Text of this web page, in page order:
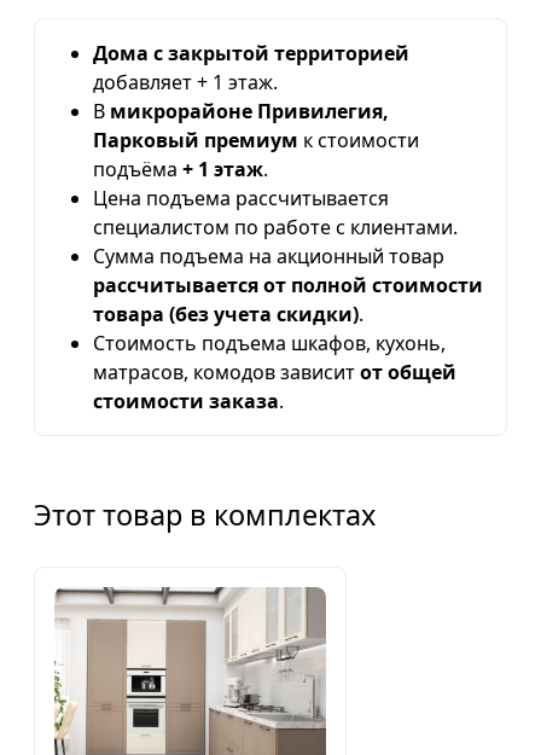
Дома с закрытой территорией
добавляет + 1 этаж.
В микрорайоне Привилегия,
Парковый премиум к стоимости
подъёма + 1 этаж.
Цена подъема рассчитывается
специалистом по работе с клиентами.
Сумма подъема на акционный товар
рассчитывается от полной стоимости
товара (без учета скидки).
Стоимость подъема шкафов, кухонь,
матрасов, комодов зависитот общей
стоимости заказа.
Этот товар в комплектах